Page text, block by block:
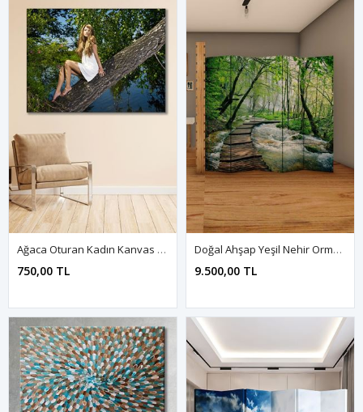
Ağaca Oturan Kadın Kanvas Duvar Tablo 3322797
750,00 TL
Doğal Ahşap Yeşil Nehir Orman Manzara 5 Kanat Paravan Seperatör Oda Bölme
9.500,00 TL